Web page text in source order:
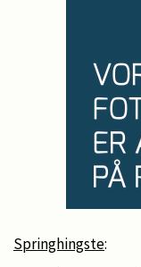
Springhingste: